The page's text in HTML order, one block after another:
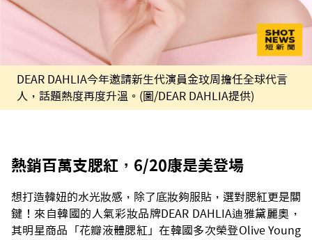
DEAR DAHLIA今年邀請新生代演員金玟周擔任全球代言
人，話題熱度再度升溫。(圖/DEAR DAHLIA提供)
熱銷百萬支腮紅，6/20康是美登場
想打造韓妞的水光妝感，除了底妝夠服貼，選對腮紅更是關
鍵！來自韓國的人氣彩妝品牌DEAR DAHLIA迪雅黛麗奧，
其明星商品「花瓣液體腮紅」在韓國多次榮登Olive Young